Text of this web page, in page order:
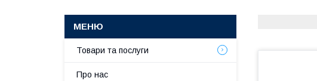
Товари та послуги
Про нас